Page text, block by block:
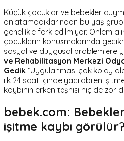
Küçük çocuklar ve bebekler
anlatamadıklarından bu yaş
genellikle fark edilmiyor. Önlem
çocukların konuşmalarında
sosyal ve duygusal problemlere
ve Rehabilitasyon Merkezi
Gedik “Uygulanması çok kolay
ilk 24 saat içinde yapılabilen
kaybının erken teşhisi hiç de zor
bebek.com:
işitme kaybı görülür?